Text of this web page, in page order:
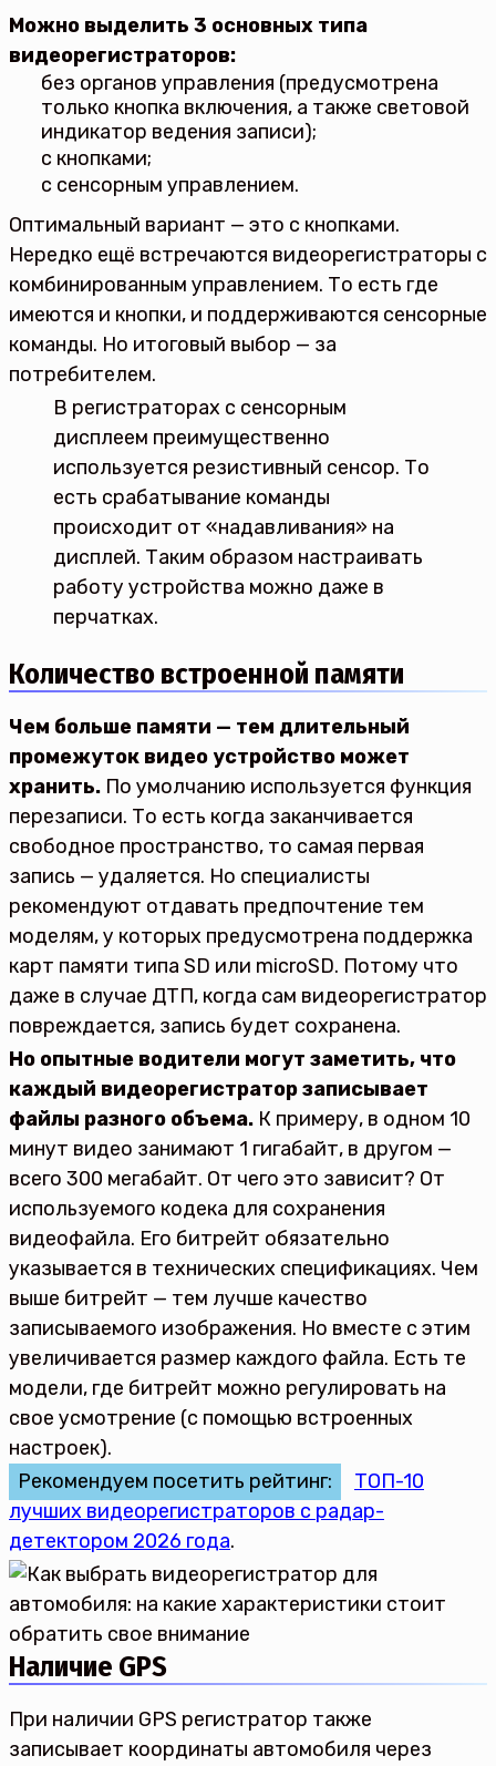
Можно выделить 3 основных типа
видеорегистраторов:
без органов управления (предусмотрена
только кнопка включения, а также световой
индикатор ведения записи);
с кнопками;
с сенсорным управлением.
Оптимальный вариант — это с кнопками.
Нередко ещё встречаются видеорегистраторы с
комбинированным управлением. То есть где
имеются и кнопки, и поддерживаются сенсорные
команды. Но итоговый выбор — за
потребителем.
В регистраторах с сенсорным
дисплеем преимущественно
используется резистивный сенсор. То
есть срабатывание команды
происходит от «надавливания» на
дисплей. Таким образом настраивать
работу устройства можно даже в
перчатках.
Количество встроенной памяти
Чем больше памяти — тем длительный
промежуток видео устройство может
хранить. По умолчанию используется функция
перезаписи. То есть когда заканчивается
свободное пространство, то самая первая
запись — удаляется. Но специалисты
рекомендуют отдавать предпочтение тем
моделям, у которых предусмотрена поддержка
карт памяти типа SD или microSD. Потому что
даже в случае ДТП, когда сам видеорегистратор
повреждается, запись будет сохранена.
Но опытные водители могут заметить, что
каждый видеорегистратор записывает
файлы разного объема. К примеру, в одном 10
минут видео занимают 1 гигабайт, в другом —
всего 300 мегабайт. От чего это зависит? От
используемого кодека для сохранения
видеофайла. Его битрейт обязательно
указывается в технических спецификациях. Чем
выше битрейт — тем лучше качество
записываемого изображения. Но вместе с этим
увеличивается размер каждого файла. Есть те
модели, где битрейт можно регулировать на
свое усмотрение (с помощью встроенных
настроек).
Рекомендуем посетить рейтинг:
ТОП-10
лучших видеорегистраторов с радар-
детектором 2026 года.
Наличие GPS
При наличии GPS регистратор также
записывает координаты автомобиля через